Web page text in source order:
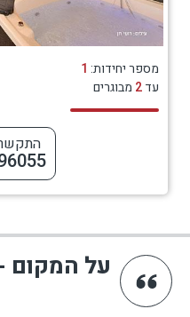
מספר יחידות: 1
עד2 מבוגרים
על המקום -